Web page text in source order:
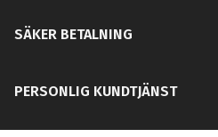
SÄKER BETALNING
PERSONLIG KUNDTJÄNST